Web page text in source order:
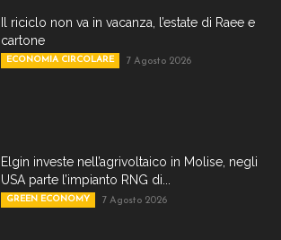
Il riciclo non va in vacanza, l’estate di Raee e
cartone
ECONOMIA CIRCOLARE 7 Agosto 2026
Elgin investe nell’agrivoltaico in Molise, negli
USA parte l’impianto RNG di...
GREEN ECONOMY 7 Agosto 2026